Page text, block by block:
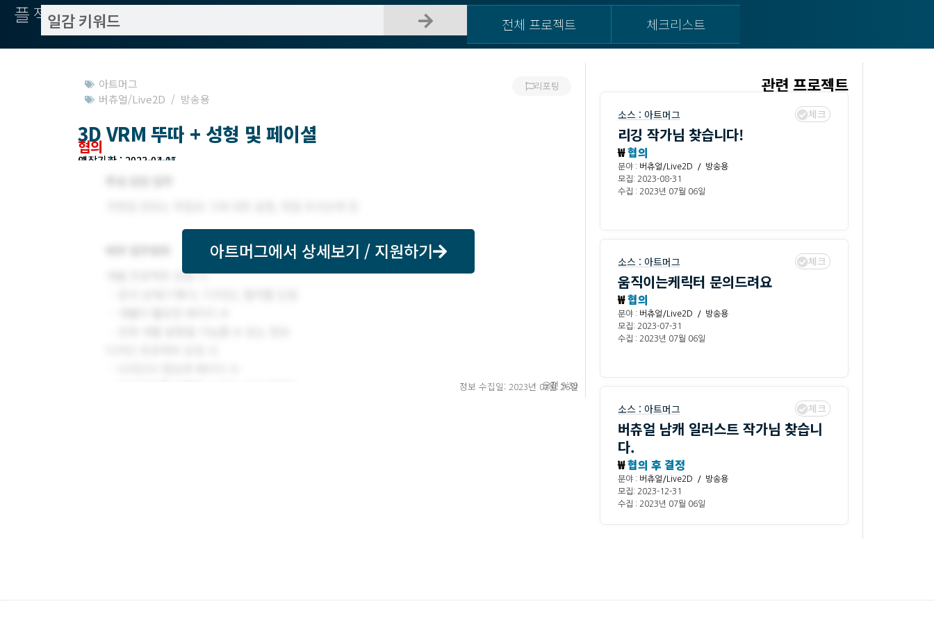
플젝서치 전체 프로젝트 체크리스트
아트머그
버츄얼/Live2D / 방송용
리포팅
3D VRM 뚜따 + 성형 및 페이셜
협의
모집기한 : 2023-03-15
예상기간 : 2023-04-01
아트머그에서 상세보기 / 지원하기
정보 수집일: 2023년 02월 26일
오전 9:39
관련 프로젝트
소스 : 아트머그 체크
리깅 작가님 찾습니다!
₩협의
분야 : 버츄얼/Live2D / 방송용
모집: 2023-08-31
수집 : 2023년 07월 06일
소스 : 아트머그 체크
움직이는케릭터 문의드려요
₩협의
분야 : 버츄얼/Live2D / 방송용
모집: 2023-07-31
수집 : 2023년 07월 06일
소스 : 아트머그 체크
버츄얼 남캐 일러스트 작가님 찾습니
다.
₩협의 후 결정
분야 : 버츄얼/Live2D / 방송용
모집: 2023-12-31
수집 : 2023년 07월 06일